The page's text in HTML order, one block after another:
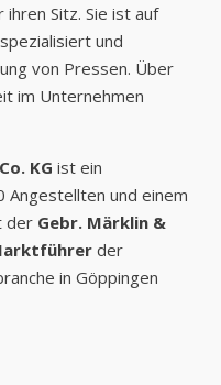
ihren Sitz. Sie ist auf
und
von Pressen. Über
im Unternehmen
KG ist ein
Angestellten und einem
der Gebr. Märklin &
der
in Göppingen